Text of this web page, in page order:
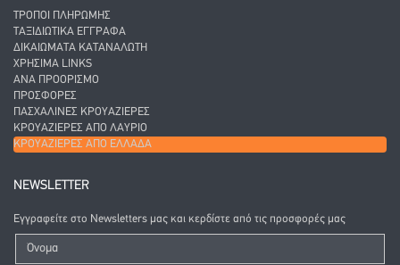
ΤΡΌΠΟΙ ΠΛΗΡΩΜΉΣ
ΤΑΞΙΔΙΩΤΙΚΆ ΈΓΓΡΑΦΑ
ΔΙΚΑΙΏΜΑΤΑ ΚΑΤΑΝΑΛΩΤΉ
ΧΡΉΣΙΜΑ LINKS
ΑΝΑ ΠΡΟΟΡΙΣΜΌ
ΠΡΟΣΦΟΡΈΣ
ΠΑΣΧΑΛΙΝΈΣ ΚΡΟΥΑΖΙΈΡΕΣ
ΚΡΟΥΑΖΙΈΡΕΣ ΑΠΌ ΛΑΎΡΙΟ
ΚΡΟΥΑΖΙΈΡΕΣ ΑΠΌ ΕΛΛΆΔΑ
NEWSLETTER
Εγγραφείτε στο Newsletters μας και κερδίστε από τις προσφορές μας